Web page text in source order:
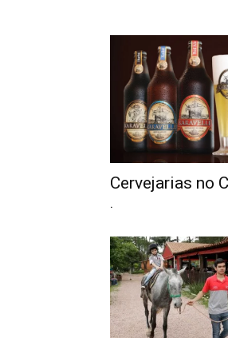
Cervejarias no
.